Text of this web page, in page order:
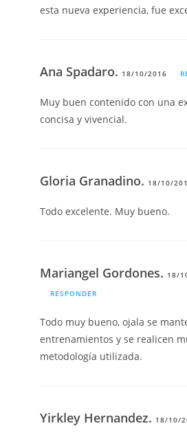
esta nueva experiencia, fue
Ana Spadaro. 18/10/2016
Muy buen contenido con una
concisa y vivencial.
Gloria Granadino. 18/10/
Todo excelente. Muy bueno.
Mariangel Gordones. 18/
RESPONDER
Todo muy bueno, ojala se
entrenamientos y se realicen
metodología utilizada.
Yirkley Hernandez. 18/10/